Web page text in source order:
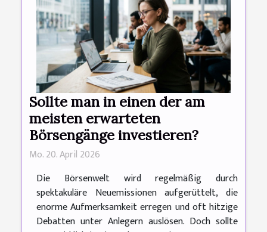
Sollte man in einen der am
meisten erwarteten
Börsengänge investieren?
Mo. 20. April 2026
Die Börsenwelt wird regelmäßig durch
spektakuläre Neuemissionen aufgerüttelt, die
enorme Aufmerksamkeit erregen und oft hitzige
Debatten unter Anlegern auslösen. Doch sollte